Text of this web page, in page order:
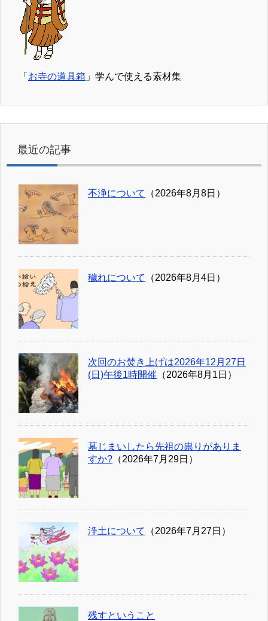
「 お寺の道具箱 」学んで使える素材集
最近の記事
不浄について （2026年8月8日）
穢れについて （2026年8月4日）
次回のお焚き上げは2026年12月27日
(日)午後1時開催 （2026年8月1日）
墓じまいしたら先祖の祟りがありま
すか? （2026年7月29日）
浄土について （2026年7月27日）
残すということ